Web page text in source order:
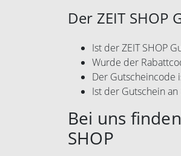
Der ZEIT
Ist der ZEIT SHOP
Wurde der
Der Gutscheincode
Ist der Gutschein
Bei uns
SHOP